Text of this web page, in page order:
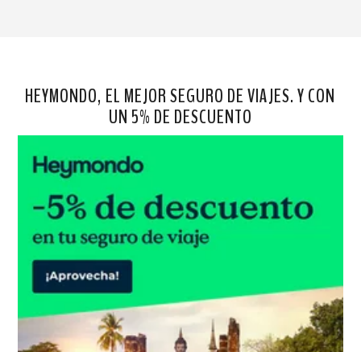
HEYMONDO, EL MEJOR SEGURO DE VIAJES. Y CON
UN 5% DE DESCUENTO